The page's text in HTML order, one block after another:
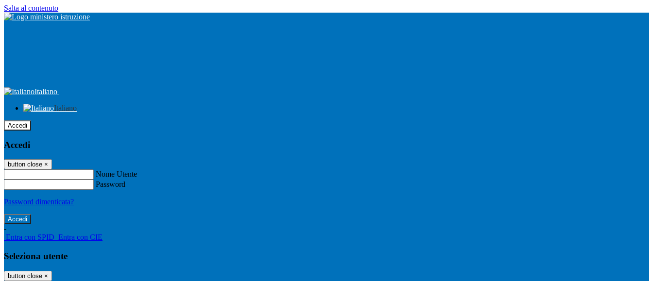
Salta al contenuto
Italiano
Italiano
Accedi
Accedi
button close ×
Nome Utente
Password
Password dimenticata?
-
Entra con SPID Entra con CIE
Seleziona utente
button close ×